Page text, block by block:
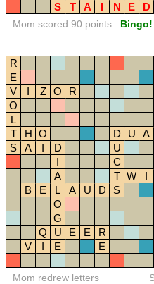
S
T A I N E D
Mom scored 90 points
R
E
V
I Z O R
O
L
T
H O D U A
S
A I D U
I
C
A
T W I
B
E L A U D S
O
G
Q
U E E
R
V
I E E
Mom redrew letters